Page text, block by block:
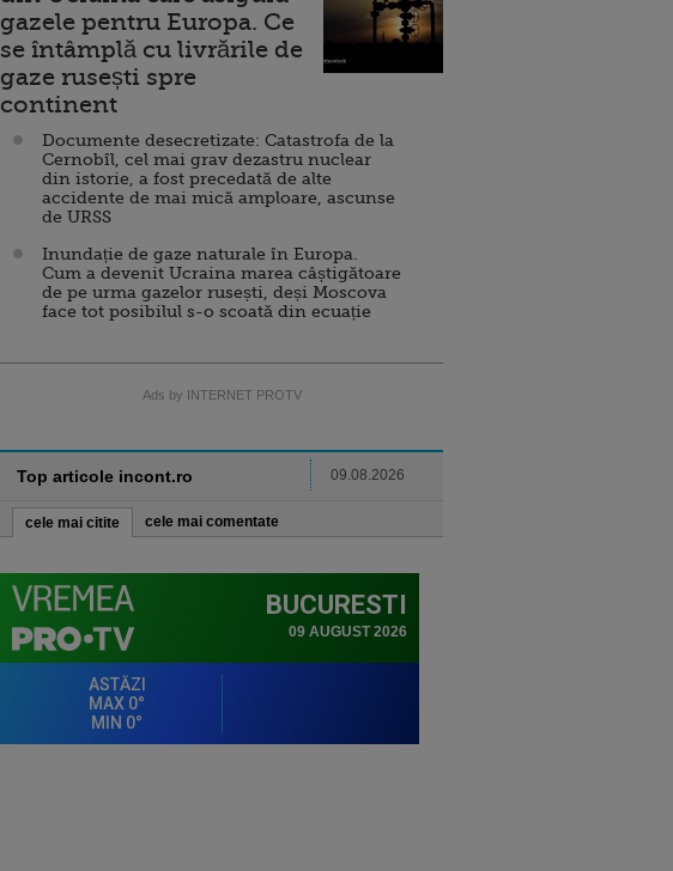
gazele pentru Europa. Ce
se întâmplă cu livrările de
gaze rusești spre
continent
Documente desecretizate: Catastrofa de la
Cernobîl, cel mai grav dezastru nuclear
din istorie, a fost precedată de alte
accidente de mai mică amploare, ascunse
de URSS
Inundație de gaze naturale în Europa.
Cum a devenit Ucraina marea câștigătoare
de pe urma gazelor rusești, deși Moscova
face tot posibilul s-o scoată din ecuație
Ads by INTERNET PROTV
Top articole incont.ro 09.08.2026
cele mai citite cele mai comentate